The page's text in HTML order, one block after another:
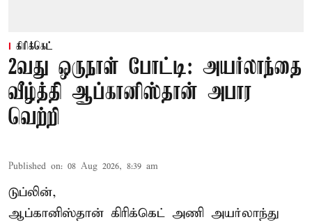
கிரிக்கெட்
2வது ஒருநாள் போட்டி: அயர்லாந்தை
வீழ்த்தி ஆப்கானிஸ்தான் அபார
வெற்றி
Published on: 08 Aug 2026, 8:39 am
டுப்லின்,
ஆப்கானிஸ்தான் கிரிக்கெட் அணி அயர்லாந்து